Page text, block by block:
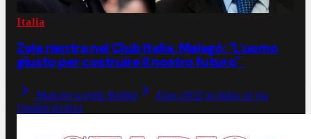
Italia
Zola rientra nel Club Italia. Malagò: "L'uomo
giusto per costruire il nostro futuro"
Mancini sceglie Bollini
Euro 2032 in Italia: al via
l'analisi tecnica